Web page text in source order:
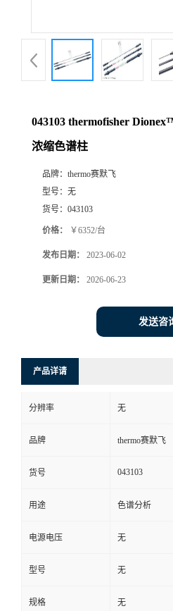
043103 thermofisher
浓缩色谱柱
品牌： thermo赛默飞
型号： 无
货号： 043103
价格： ￥6352/台
发布日期： 2023-06-02
更新日期： 2026-06-23
发送咨
产品详请
分辨率 无
品牌 thermo赛默飞
货号 043103
用途 色谱分析
电源电压 无
型号 无
规格 无